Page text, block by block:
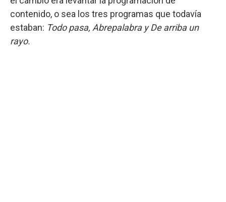
contenido, o sea los tres programas que todavía
estaban: Todo pasa, Abrepalabra y De arriba un
rayo.